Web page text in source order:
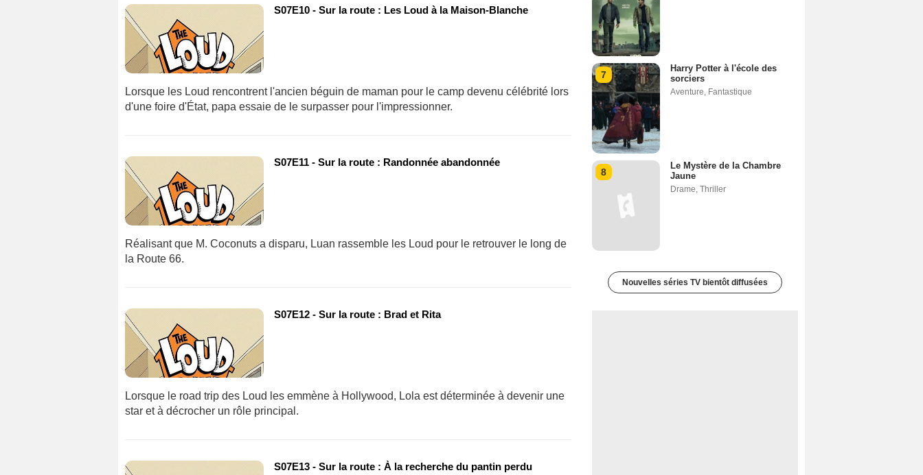
S07E10 - Sur la route : Les Loud à la Maison-Blanche
Lorsque les Loud rencontrent l'ancien béguin de maman pour le camp devenu célébrité lors
d'une foire d'État, papa essaie de le surpasser pour l'impressionner.
S07E11 - Sur la route : Randonnée abandonnée
Réalisant que M. Coconuts a disparu, Luan rassemble les Loud pour le retrouver le long de
la Route 66.
S07E12 - Sur la route : Brad et Rita
Lorsque le road trip des Loud les emmène à Hollywood, Lola est déterminée à devenir une
star et à décrocher un rôle principal.
S07E13 - Sur la route : À la recherche du pantin perdu
7
Harry Potter à l'école des
sorciers
Aventure Fantastique
8
Le Mystère de la Chambre
Jaune
Drame Thriller
Nouvelles séries TV bientôt diffusées